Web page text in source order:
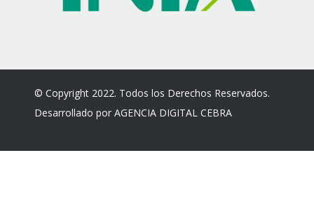
© Copyright 2022. Todos los Derechos Reservados.
Desarrollado porAGENCIA DIGITAL CEBRA